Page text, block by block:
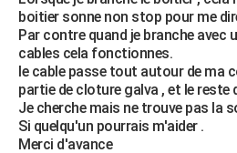
Art de vivre
Bien-être
Loisirs
Mode
Modes de vie
SANTE
Alimentation
Guide de la santé
Maladies
Médicaments
Sommeil
VOYAGE
Destinations
City break
Voyage nature
Voyage de noces
Forum
PHOTO
GUIDES D'ACHAT
boitier sonne non stop pour me
Par contre quand je branche avec
cables cela fonctionnes.
le cable passe tout autour de ma
partie de cloture galva , et le reste
Je cherche mais ne trouve pas la
Si quelqu'un pourrais m'aider .
Merci d'avance